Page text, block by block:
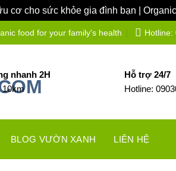
cơ cho sức khỏe gia đình bạn |
food for your family's health Hotline:
nhanh 2H
10km
Hỗ trợ 24/7
Hotline:
BLOG VƯỜN XANH LIÊN HỆ